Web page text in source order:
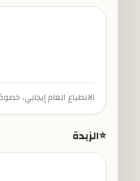
الانطباع العام إيجابي،
⭐الزبدة